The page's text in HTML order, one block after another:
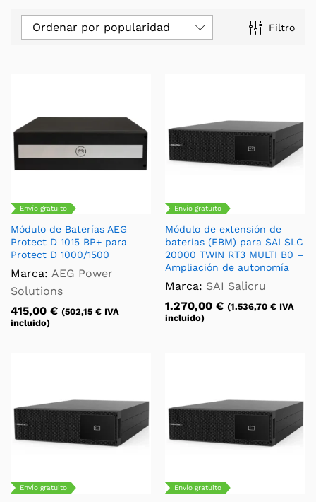
Filtro
Ordenar por popularidad
Envío gratuito
Módulo de Baterías AEG
Protect D 1015 BP+ para
Protect D 1000/1500
Marca: AEG Power
Solutions
415,00 € (502,15 € IVA
incluido)
Envío gratuito
Módulo de extensión de
baterías (EBM) para SAI SLC
20000 TWIN RT3 MULTI B0 –
Ampliación de autonomía
Marca: SAI Salicru
1.270,00 € (1.536,70 € IVA
incluido)
Envío gratuito Envío gratuito